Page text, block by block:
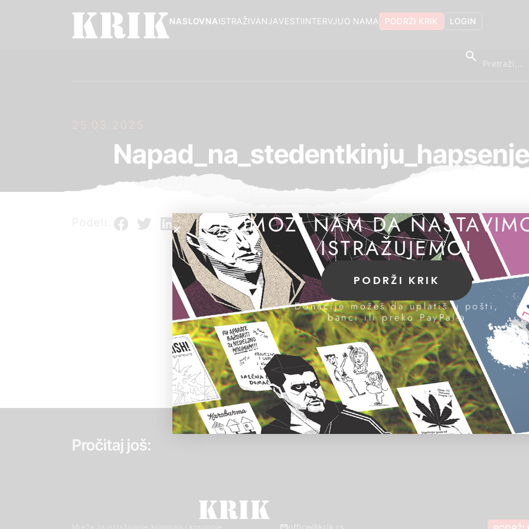
LOGIN
PODRŽI KRIK
O NAMA
INTERVJU
VESTI
ISTRAŽIVANJA
NASLOVNA
25.03.2025.
Podeli:
Pročitaj još:
Mreža za istraživanje kriminala i korupcije office@krik.rs
POMOZI NAM DA
ISTRAŽUJEMO!
PODRŽI KRIK
Donacije možeš da uplatiš u pošti,
banci ili preko PayPal-a